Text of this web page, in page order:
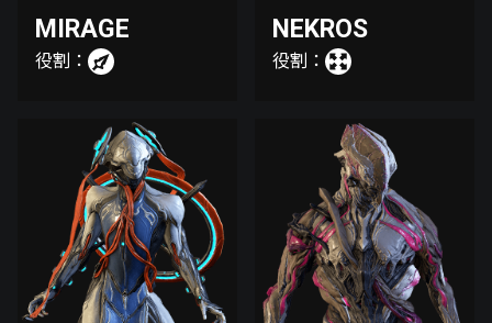
MIRAGE
役割：
NEKROS
役割：